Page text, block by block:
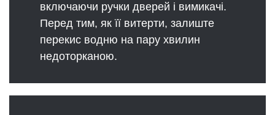
включаючи ручки дверей і вимикачі.
Перед тим, як її витерти, залиште
перекис водню на пару хвилин
недоторканою.